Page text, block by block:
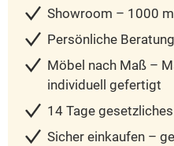
Showroom – 1000
Persönliche Beratung
Möbel nach Maß –
individuell gefertigt
14 Tage
Sicher einkaufen –